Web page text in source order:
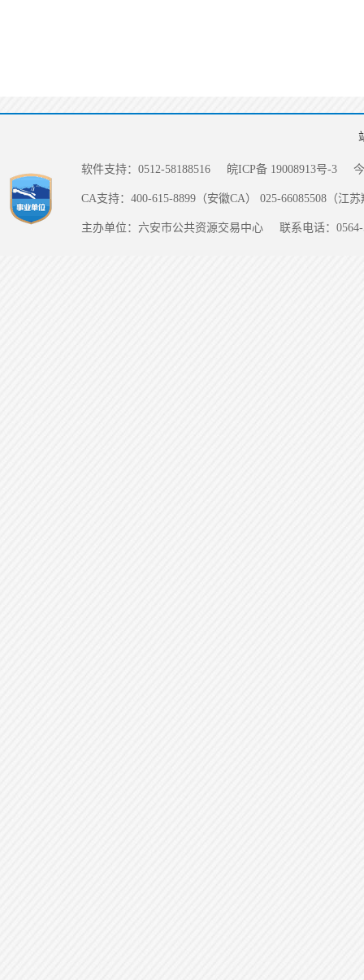
软件支持：0512-58188516 皖ICP备 19008913号-3
CA支持：400-615-8899（安徽CA） 025-66085508（江
主办单位：六安市公共资源交易中心 联系电话：0564-